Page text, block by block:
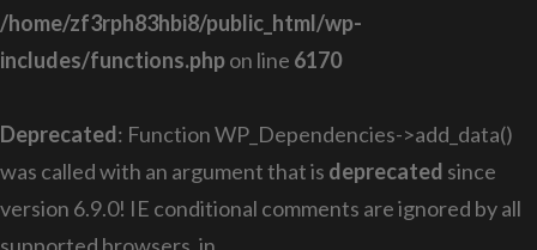
/home/zf3rph83hbi8/public_html/wp-
includes/functions.phpon line 6170
Deprecated: Function WP_Dependencies->add_data()
was called with an argument that is deprecated since
version 6.9.0! IE conditional comments are ignored by all